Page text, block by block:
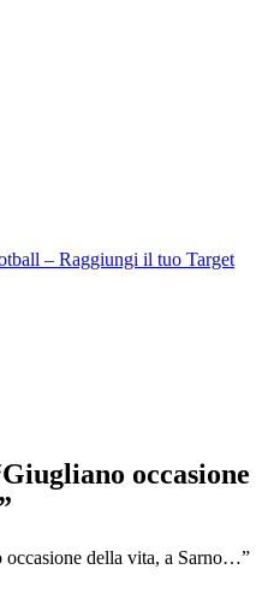
– Raggiungi il tuo Target
occasione